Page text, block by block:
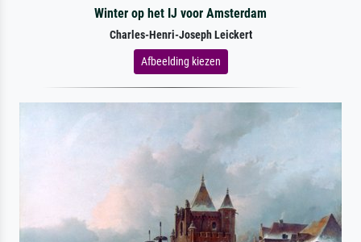
Winter op het IJ voor Amsterdam
Charles-Henri-Joseph Leickert
Afbeelding kiezen